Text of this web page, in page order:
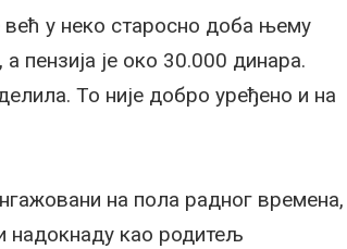
у неко старосно доба њему
пензија је око 30.000 динара.
То није добро уређено и на
на пола радног времена,
надокнаду као родитељ